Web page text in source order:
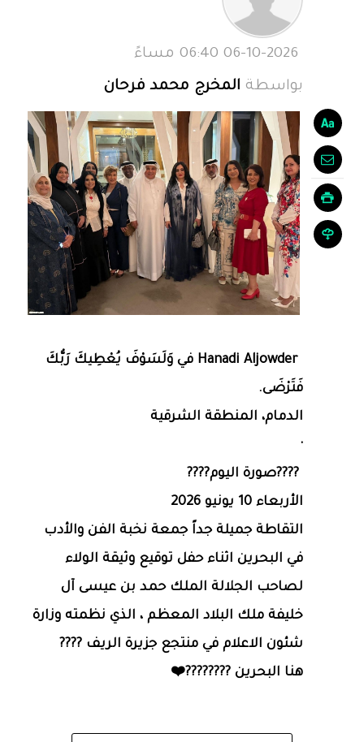
بواسطة المخرج محمد فرحان
Hanadi Aljowder‎‏ في ‏وَلَسَوْفَ يُعْطِيكَ رَبُّكَ
فَتَرْضَى‏.
‏الدمام‏، ‏المنطقة الشرقية‏
·
الأربعاء 10 يونيو 2026
التقاطة جميلة جداً جمعة نخبة الفن والأدب
في البحرين اثناء حفل توقيع وثيقة الولاء
لصاحب الجلالة الملك حمد بن عيسى آل
خليفة ملك البلاد المعظم ، الذي نظمته وزارة
شئون الاعلام في منتجع جزيرة الريف ????
هنا البحرين ????????❤️